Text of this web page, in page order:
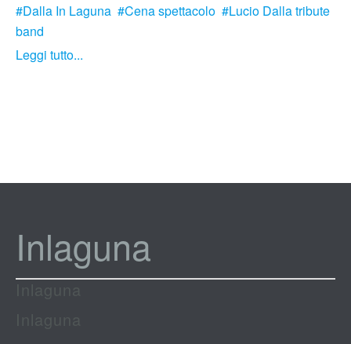
Dalla In Laguna
Cena spettacolo
Lucio Dalla tribute
band
Leggi tutto...
Inlaguna